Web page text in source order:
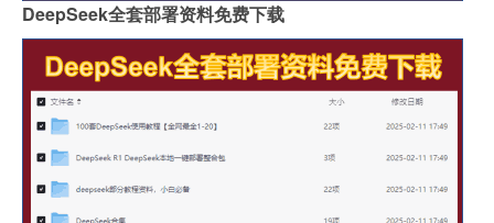
DeepSeek全套部署资料免费下载